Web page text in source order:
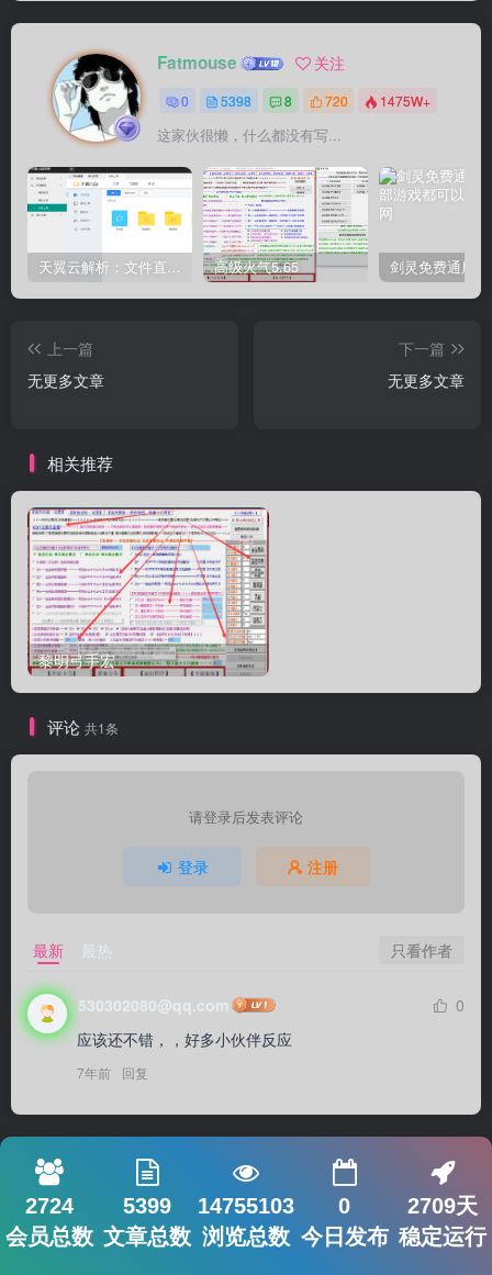
Fatmouse 关注
0 5398 8 720 1475W+
这家伙很懒，什么都没有写...
天翼云解析：文件直链获取源码 高级火气5.65
上一篇
无更多文章
下一篇
无更多文章
相关推荐
黎明弓手宏
评论 共1条
请登录后发表评论
登录 注册
最新 最热 只看作者
530302080@qq.com
0
应该还不错，，好多小伙伴反应
7年前 回复
2724
会员总数
5399
文章总数
14755103
浏览总数
0
今日发布
2709天
稳定运行